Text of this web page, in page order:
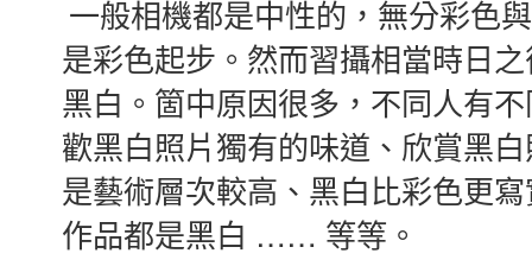
一般相機都是中性的，無分彩色
是彩色起步。然而習攝相當時日
黑白。箇中原因很多，不同人有
歡黑白照片獨有的味道、欣賞黑
是藝術層次較高、黑白比彩色更
作品都是黑白 …… 等等。